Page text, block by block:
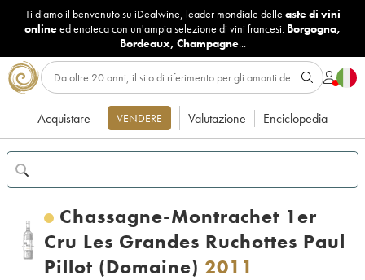
Ti diamo il benvenuto su iDealwine, leader mondiale delle aste di vini
onlineed enoteca con un'ampia selezione di vini francesi: Borgogna,
Bordeaux, Champagne...
Acquistare VENDERE Valutazione Enciclopedia
Chassagne-Montrachet 1er
Cru Les Grandes Ruchottes Paul
Pillot (Domaine) 2011